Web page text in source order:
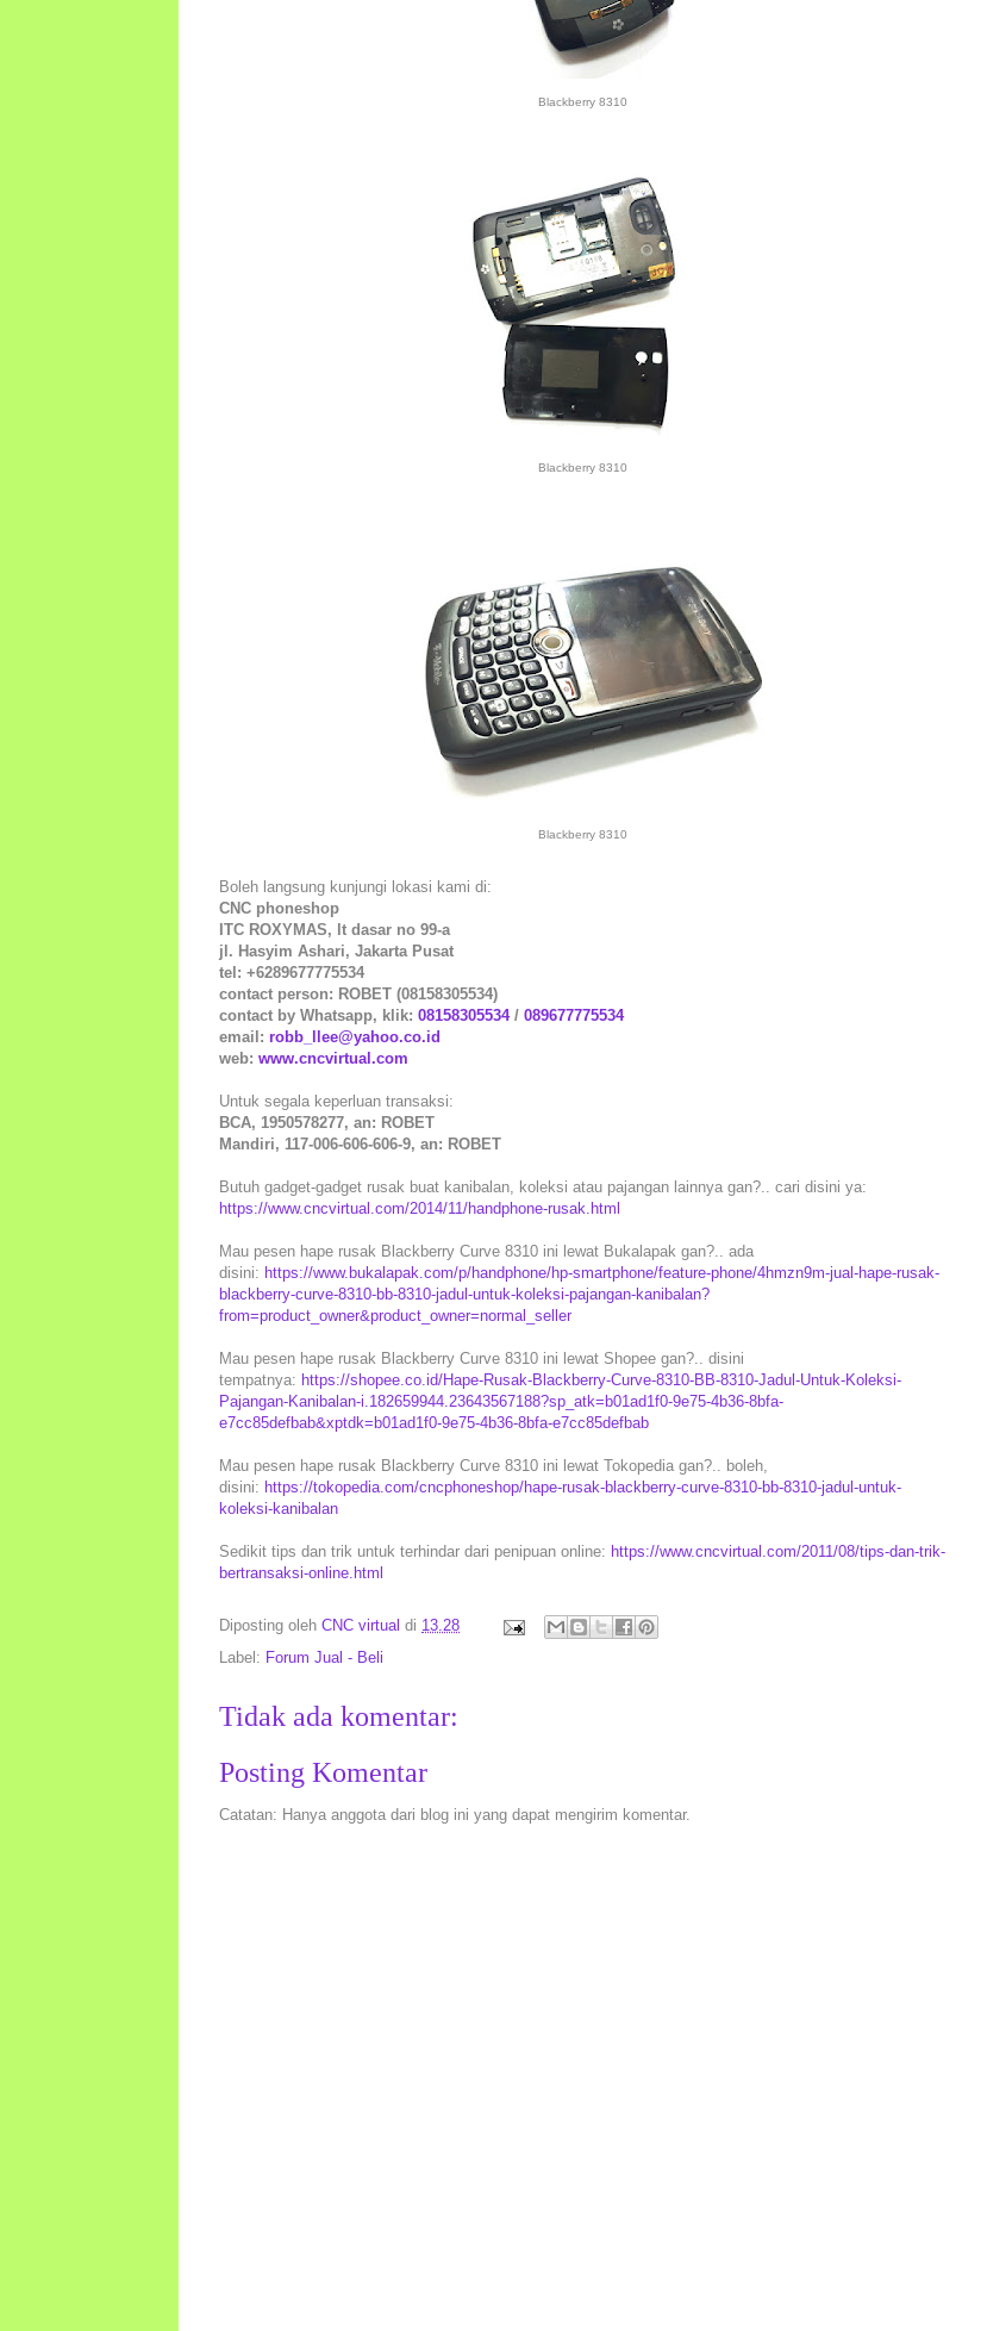
Blackberry 8310
Blackberry 8310
Blackberry 8310
Boleh langsung kunjungi lokasi kami di:
CNC phoneshop
ITC ROXYMAS, lt dasar no 99-a
jl. Hasyim Ashari, Jakarta Pusat
tel: +6289677775534
contact person: ROBET (08158305534)
contact by Whatsapp, klik: 08158305534/ 089677775534
email: robb_llee@yahoo.co.id
web: www.cncvirtual.com
Untuk segala keperluan transaksi:
BCA, 1950578277, an: ROBET
Mandiri, 117-006-606-606-9, an: ROBET
Butuh gadget-gadget rusak buat kanibalan, koleksi atau pajangan lainnya gan?.. cari disini ya:
https://www.cncvirtual.com/2014/11/handphone-rusak.html
Mau pesen hape rusak Blackberry Curve 8310 ini lewat Bukalapak gan?.. ada
disini: https://www.bukalapak.com/p/handphone/hp-smartphone/feature-phone/4hmzn9m-jual-hape-rusak-
blackberry-curve-8310-bb-8310-jadul-untuk-koleksi-pajangan-kanibalan?
from=product_owner&product_owner=normal_seller
Mau pesen hape rusak Blackberry Curve 8310 ini lewat Shopee gan?.. disini
tempatnya: https://shopee.co.id/Hape-Rusak-Blackberry-Curve-8310-BB-8310-Jadul-Untuk-Koleksi-
Pajangan-Kanibalan-i.182659944.23643567188?sp_atk=b01ad1f0-9e75-4b36-8bfa-
e7cc85defbab&xptdk=b01ad1f0-9e75-4b36-8bfa-e7cc85defbab
Mau pesen hape rusak Blackberry Curve 8310 ini lewat Tokopedia gan?.. boleh,
disini: https://tokopedia.com/cncphoneshop/hape-rusak-blackberry-curve-8310-bb-8310-jadul-untuk-
koleksi-kanibalan
Sedikit tips dan trik untuk terhindar dari penipuan online: https://www.cncvirtual.com/2011/08/tips-dan-trik-
bertransaksi-online.html
Diposting oleh CNC virtual di 13.28
Label: Forum Jual - Beli
Tidak ada komentar:
Posting Komentar
Catatan: Hanya anggota dari blog ini yang dapat mengirim komentar.